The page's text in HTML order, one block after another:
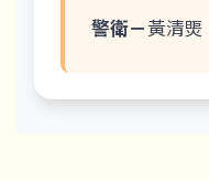
警衛－ 黃清煚